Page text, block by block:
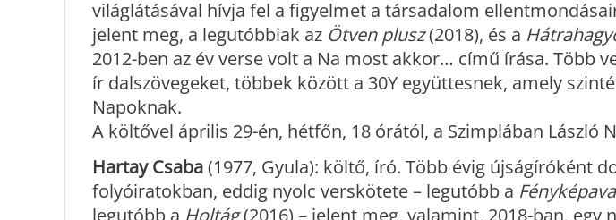
világlátásával hívja fel a figyelmet a társadalom
jelent meg, a legutóbbiak az Ötven plusz(2018), és a
2012-ben az év verse volt a Na most akkor… című írása. Több
ír dalszövegeket, többek között a 30Y együttesnek, amely
Napoknak.
A költővel április 29-én, hétfőn, 18 órától, a Szimplában László
Hartay Csaba(1977, Gyula): költő, író. Több évig újságíróként
folyóiratokban, eddig nyolc verskötete – legutóbb a
legutóbb a Holtág(2016) – jelent meg, valamint, 2018-ban, egy